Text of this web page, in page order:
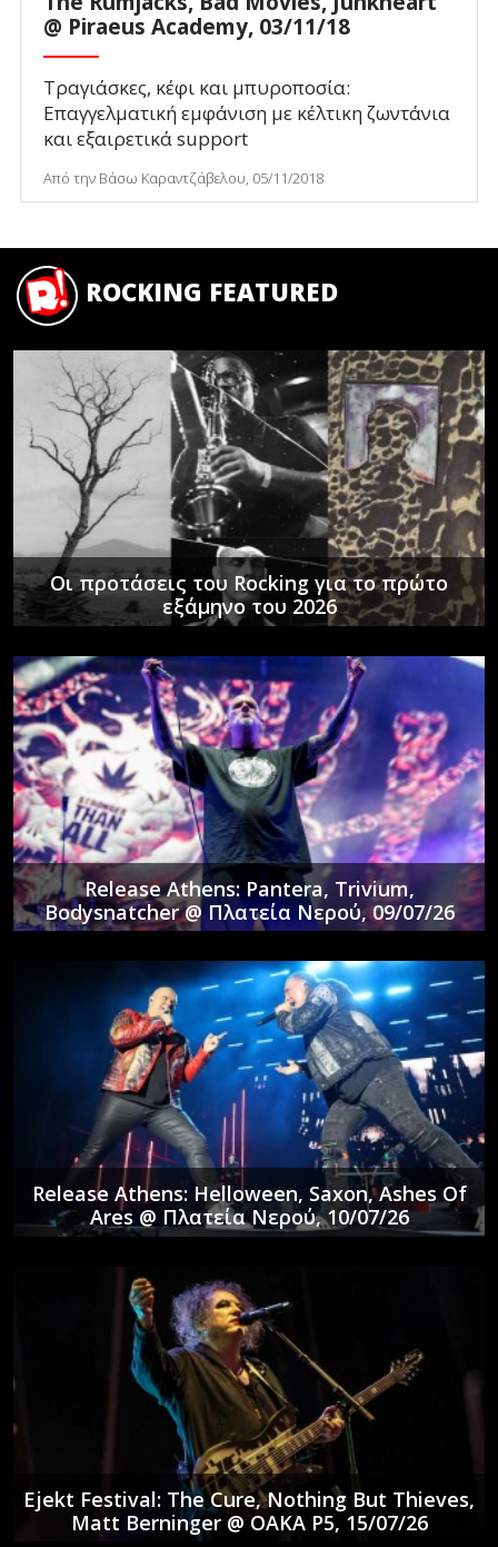
@ Piraeus Academy, 03/11/18
Τραγιάσκες, κέφι και μπυροποσία:
Επαγγελματική εμφάνιση με κέλτικη ζωντάνια
και εξαιρετικά support
Από την Βάσω Καραντζάβελου, 05/11/2018
ROCKING FEATURED
Οι προτάσεις του Rocking για το πρώτο
εξάμηνο του 2026
Release Athens: Pantera, Trivium,
Bodysnatcher @ Πλατεία Νερού, 09/07/26
Release Athens: Helloween, Saxon, Ashes Of
Ares @ Πλατεία Νερού, 10/07/26
Ejekt Festival: The Cure, Nothing But Thieves,
Matt Berninger @ ΟΑΚΑ P5, 15/07/26